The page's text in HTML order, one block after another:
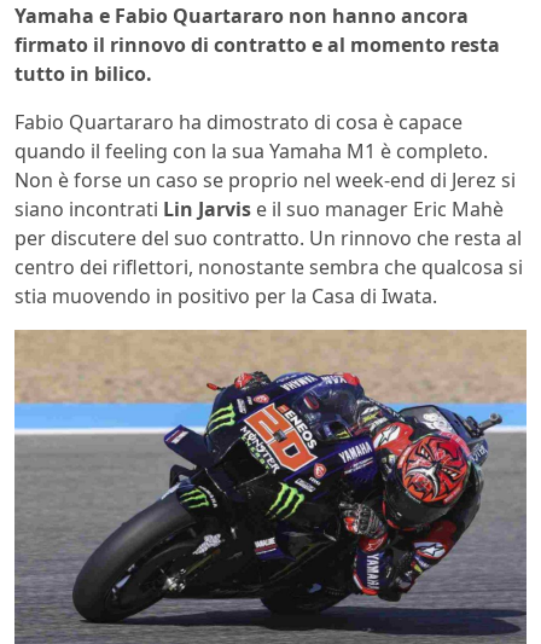
Yamaha e Fabio Quartararo non hanno ancora
firmato il rinnovo di contratto e al momento resta
tutto in bilico.
Fabio Quartararo ha dimostrato di cosa è capace
quando il feeling con la sua Yamaha M1 è completo.
Non è forse un caso se proprio nel week-end di Jerez si
siano incontrati Lin Jarvis e il suo manager Eric Mahè
per discutere del suo contratto. Un rinnovo che resta al
centro dei riflettori, nonostante sembra che qualcosa si
stia muovendo in positivo per la Casa di Iwata.